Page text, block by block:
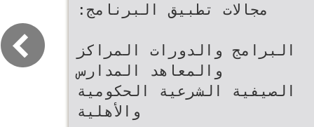
‫مجالات تطبيق البرنامج‪:‬‬
‫البرامج والدورات‬ ‫المراكز
والمعاهد‬ ‫المدارس‬
‫الصيفية‬ ‫الشرعية‬ ‫الحكومية
والأهلية‬